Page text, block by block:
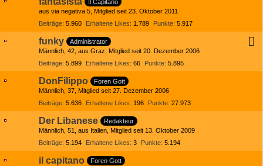
Il Capitano
aus via negativa 5 Mitglied seit 23. Oktober 2011
Beiträge 5.960 Erhaltene Likes 1.789 Punkte 5.917
funky
Administrator
Männlich 42 aus Graz Mitglied seit 20. Dezember 2006
Beiträge 5.899 Erhaltene Likes 66 Punkte 5.895
DonFilippo
Foren Gott
Männlich 37 Mitglied seit 27. Dezember 2006
Beiträge 5.636 Erhaltene Likes 196 Punkte 27.973
Der Libanese
Redakteur
Männlich 51 aus Italien Mitglied seit 13. Oktober 2009
Beiträge 5.194 Erhaltene Likes 3 Punkte 5.194
il capitano
Foren Gott